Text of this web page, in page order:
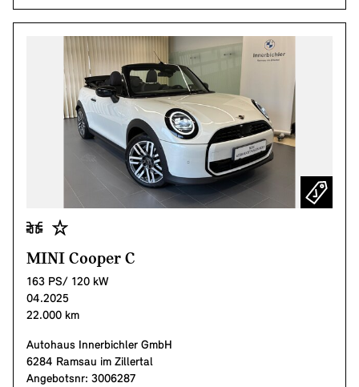
MINI Cooper C
163 PS/ 120 kW
04.2025
22.000 km
Autohaus Innerbichler GmbH
6284 Ramsau im Zillertal
Angebotsnr: 3006287